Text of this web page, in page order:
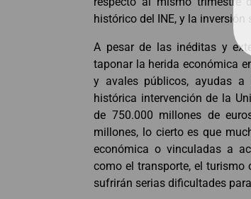
histórico del INE, y la inversión
A pesar de las inéditas y
taponar la herida económica
y avales públicos, ayudas a
histórica intervención de la
de 750.000 millones de
millones, lo cierto es que
económica o vinculadas a
como el transporte, el turismo
sufrirán serias dificultades